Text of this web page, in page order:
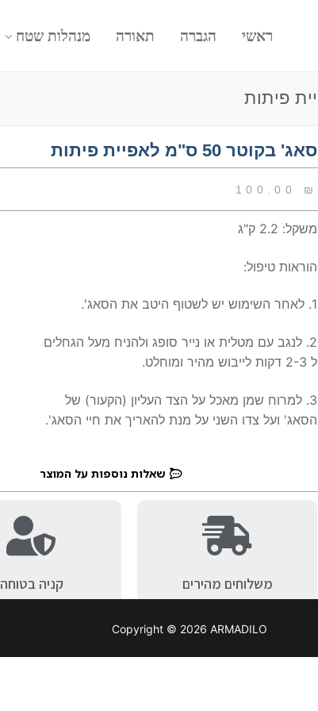
ראשי הגברה תאורה מנהלות שטח
סאג' בקוטר 50 ס"מ לאפיית פיתות
100.00 ₪
משקל: 2.2 ק"ג
הוראות טיפול:
1. לאחר השימוש יש לשטוף היטב את הסאג'.
2. לנגב עם מטלית או נייר סופג ולהניח מעל הגחלים
ל 2-3 דקות לייבוש מהיר ומוחלט.
3. למרוח שמן מאכל על הצד העליון (הקעור) של
הסאג' ועל צדו השני על מנת להאריך את חיי הסאג'.
שאלות נוספות על המוצר
משלוחים מהירים קניה בטוחה
Copyright © 2026 ARMADILO